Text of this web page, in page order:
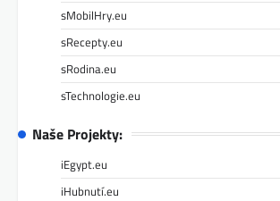
sMobilHry.eu
sRecepty.eu
sRodina.eu
sTechnologie.eu
Naše Projekty:
iEgypt.eu
iHubnutí.eu